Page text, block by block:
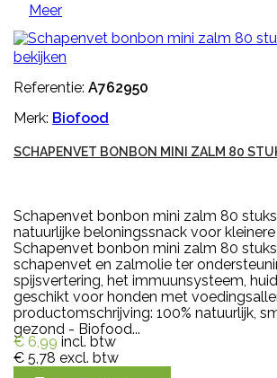
Meer
bekijken
Referentie: A762950
Merk: Biofood
SCHAPENVET BONBON MINI ZALM 80
Schapenvet bonbon mini zalm 80
natuurlijke beloningssnack voor
Schapenvet bonbon mini zalm 80
schapenvet en zalmolie ter
spijsvertering, het immuunsysteem,
geschikt voor honden met
productomschrijving: 100% natuurlijk,
gezond - Biofood...
€ 6,99 incl. btw
€ 5,78 excl. btw